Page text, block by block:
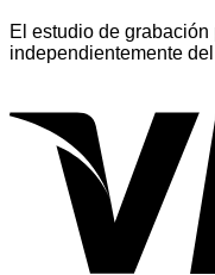
El estudio de
independientemente